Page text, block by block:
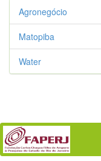
Agronegócio
Matopiba
Water